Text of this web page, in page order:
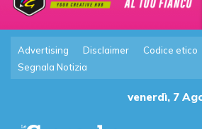
Advertising Disclaimer Codice etico
Segnala Notizia
venerdì, 7